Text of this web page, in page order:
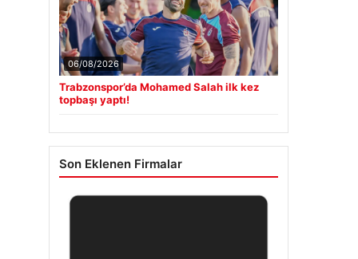
06/08/2026
Trabzonspor’da Mohamed Salah ilk kez
topbaşı yaptı!
Son Eklenen Firmalar